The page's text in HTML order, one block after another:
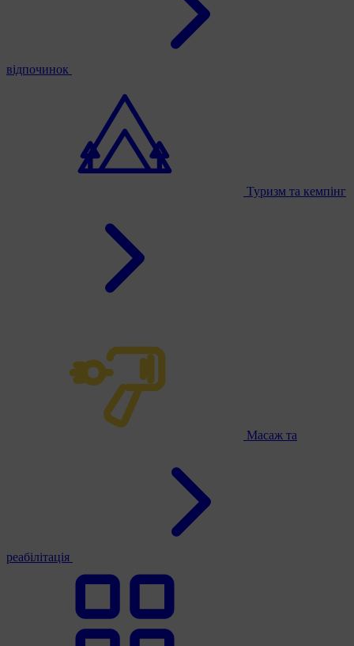
відпочинок
Туризм та кемпінг
Масаж та
реабілітація